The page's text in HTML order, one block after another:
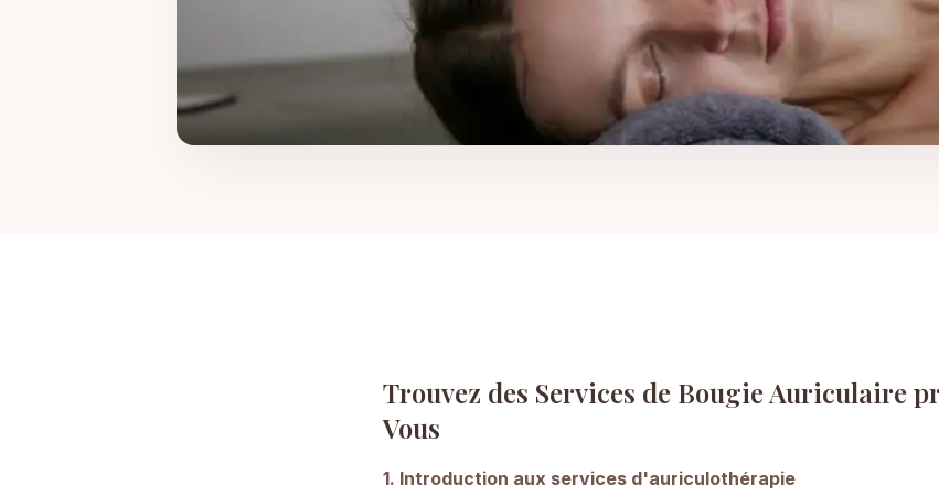
Trouvez des Services de Bougie Auriculaire
Vous
1. Introduction aux services d'auriculothérapie